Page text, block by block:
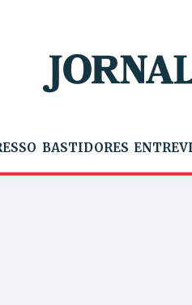
BASTIDORES